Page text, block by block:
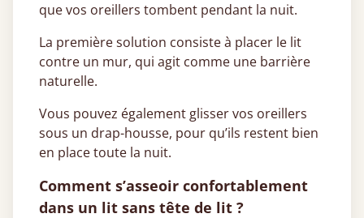
que vos oreillers tombent pendant la nuit.
La première solution consiste à placer le lit
contre un mur, qui agit comme une barrière
naturelle.
Vous pouvez également glisser vos oreillers
sous un drap-housse, pour qu’ils restent bien
en place toute la nuit.
Comment s’asseoir confortablement
dans un lit sans tête de lit ?